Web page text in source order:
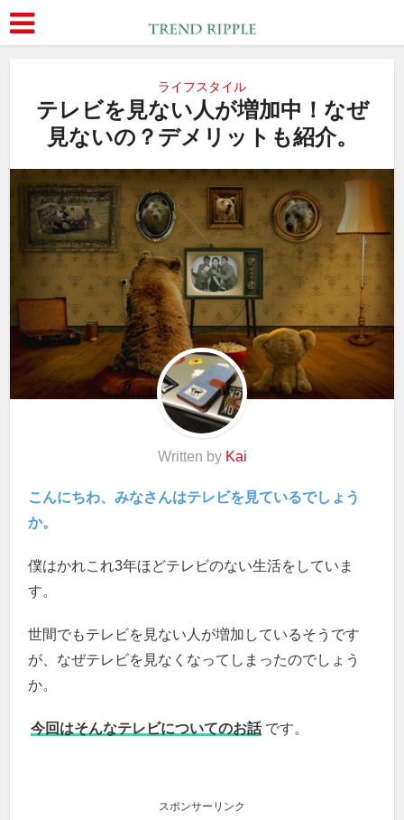
ライフスタイル
テレビを見ない人が増加中！なぜ
見ないの？デメリットも紹介。
Written by Kai
こんにちわ、みなさんはテレビを見ているでしょう
か。
僕はかれこれ3年ほどテレビのない生活をしていま
す。
世間でもテレビを見ない人が増加しているそうです
が、なぜテレビを見なくなってしまったのでしょう
か。
今回はそんなテレビについてのお話 です。
スポンサーリンク